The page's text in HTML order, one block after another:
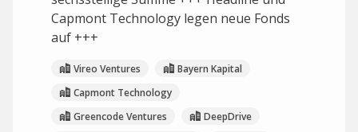
Capmont Technology legen neue Fonds
auf +++
Vireo Ventures
Bayern Kapital
Capmont Technology
Greencode Ventures
DeepDrive